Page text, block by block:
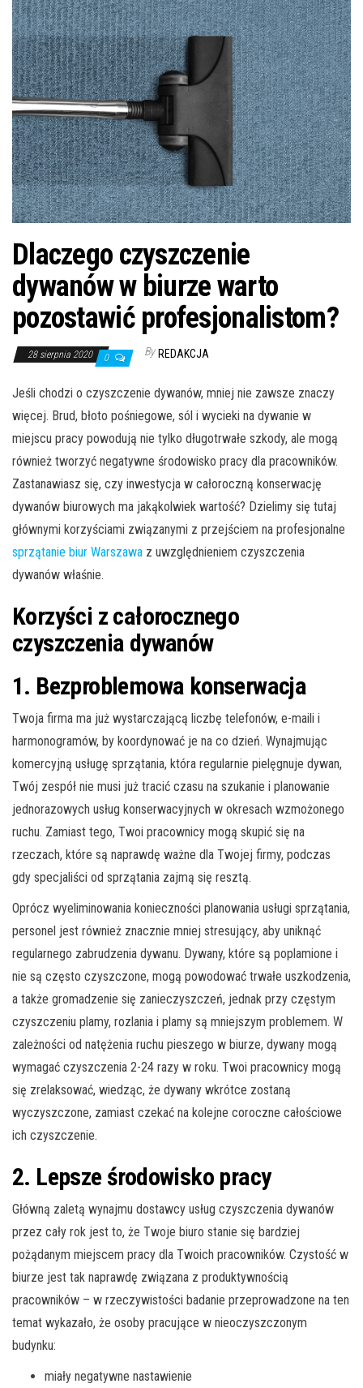
Dlaczego czyszczenie
dywanów w biurze warto
pozostawić profesjonalistom?
28 sierpnia 2020 0 By REDAKCJA
Jeśli chodzi o czyszczenie dywanów, mniej nie zawsze znaczy
więcej. Brud, błoto pośniegowe, sól i wycieki na dywanie w
miejscu pracy powodują nie tylko długotrwałe szkody, ale mogą
również tworzyć negatywne środowisko pracy dla pracowników.
Zastanawiasz się, czy inwestycja w całoroczną konserwację
dywanów biurowych ma jakąkolwiek wartość? Dzielimy się tutaj
głównymi korzyściami związanymi z przejściem na profesjonalne
sprzątanie biur Warszawa z uwzględnieniem czyszczenia
dywanów właśnie.
Korzyści z całorocznego
czyszczenia dywanów
1. Bezproblemowa konserwacja
Twoja firma ma już wystarczającą liczbę telefonów, e-maili i
harmonogramów, by koordynować je na co dzień. Wynajmując
komercyjną usługę sprzątania, która regularnie pielęgnuje dywan,
Twój zespół nie musi już tracić czasu na szukanie i planowanie
jednorazowych usług konserwacyjnych w okresach wzmożonego
ruchu. Zamiast tego, Twoi pracownicy mogą skupić się na
rzeczach, które są naprawdę ważne dla Twojej firmy, podczas
gdy specjaliści od sprzątania zajmą się resztą.
Oprócz wyeliminowania konieczności planowania usługi sprzątania,
personel jest również znacznie mniej stresujący, aby uniknąć
regularnego zabrudzenia dywanu. Dywany, które są poplamione i
nie są często czyszczone, mogą powodować trwałe uszkodzenia,
a także gromadzenie się zanieczyszczeń, jednak przy częstym
czyszczeniu plamy, rozlania i plamy są mniejszym problemem. W
zależności od natężenia ruchu pieszego w biurze, dywany mogą
wymagać czyszczenia 2-24 razy w roku. Twoi pracownicy mogą
się zrelaksować, wiedząc, że dywany wkrótce zostaną
wyczyszczone, zamiast czekać na kolejne coroczne całościowe
ich czyszczenie.
2. Lepsze środowisko pracy
Główną zaletą wynajmu dostawcy usług czyszczenia dywanów
przez cały rok jest to, że Twoje biuro stanie się bardziej
pożądanym miejscem pracy dla Twoich pracowników. Czystość w
biurze jest tak naprawdę związana z produktywnością
pracowników – w rzeczywistości badanie przeprowadzone na ten
temat wykazało, że osoby pracujące w nieoczyszczonym
budynku:
miały negatywne nastawienie